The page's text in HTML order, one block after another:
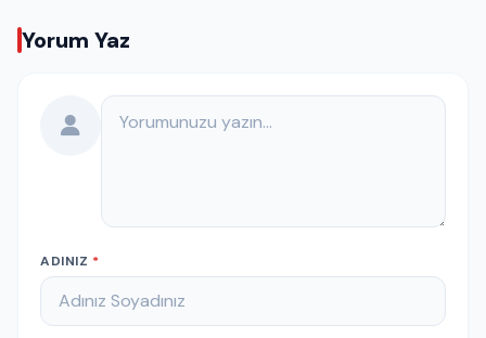
Yorum Yaz
Yorumunuz
ADINIZ *